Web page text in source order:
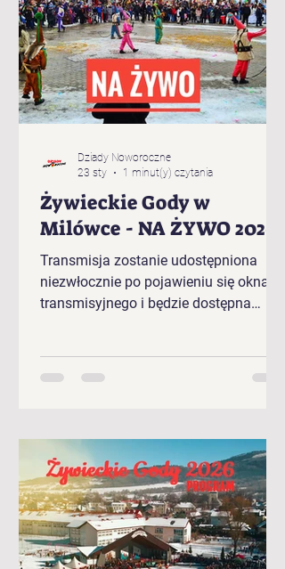
Żywieckie Gody w
Milówce - NA ŻYWO 2026
Transmisja zostanie udostępniona
niezwłocznie po pojawieniu się okna
transmisyjnego i będzie dostępna
Prusowa „Bucki” spod Snozy „Bratanki
zza Potoka” z Brzuśnika „Bojcery” z
Milówki „Przybłędy” z Przybędzy
„Wyrwicisy” z Ciśca „Romanka” z
Żabnicy „Harnasie z Łyngu” z Milówki
„K
Dziady Noworoczne
23 sty
1 minut(y) czytania